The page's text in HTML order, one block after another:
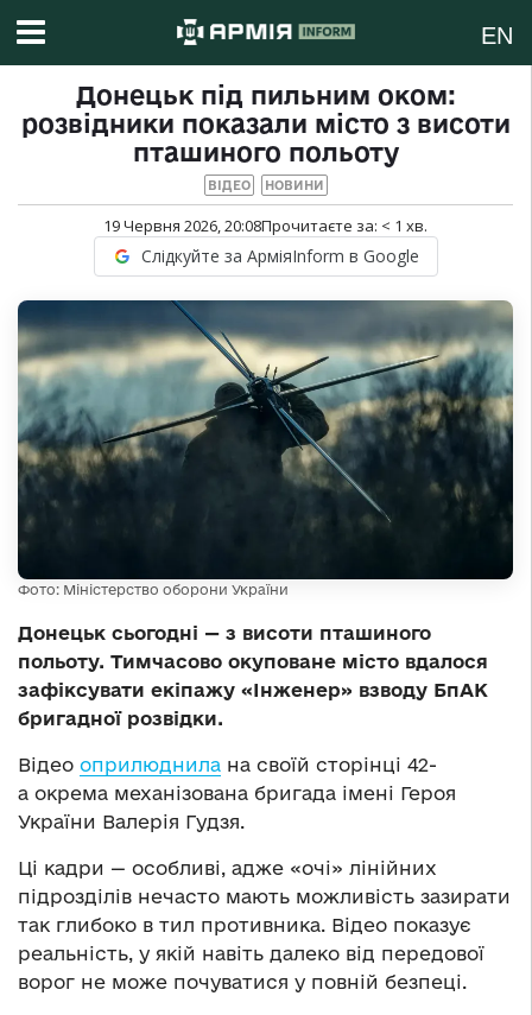
EN
Донецьк під пильним оком:
розвідники показали місто з висоти
пташиного польоту
ВІДЕО НОВИНИ
19 Червня 2026, 20:08Прочитаєте за: < 1 хв.
Слідкуйте за АрміяInform в Google
Фото: Міністерство оборони України
Донецьк сьогодні — з висоти пташиного
польоту. Тимчасово окуповане місто вдалося
зафіксувати екіпажу «Інженер» взводу БпАК
бригадної розвідки.
Відео оприлюднила на своїй сторінці 42-
а окрема механізована бригада імені Героя
України Валерія Гудзя.
Ці кадри — особливі, адже «очі» лінійних
підрозділів нечасто мають можливість зазирати
так глибоко в тил противника. Відео показує
реальність, у якій навіть далеко від передової
ворог не може почуватися у повній безпеці.